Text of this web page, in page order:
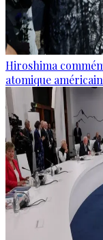
Hiroshima
atomique américain